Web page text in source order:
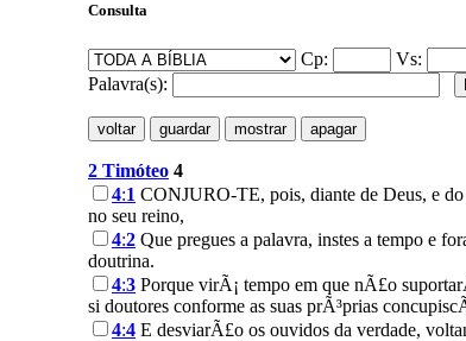
Consulta
Cp:
Vs:
Palavra(s):
2 Timóteo 4
4:1 CONJURO-TE, pois, diante de Deus, e
no seu reino,
4:2 Que pregues a palavra, instes a tempo e
doutrina.
4:3 Porque virÃ¡ tempo em que nÃ£o
si doutores conforme as suas prÃ³prias
4:4 E desviarÃ£o os ouvidos da verdade,